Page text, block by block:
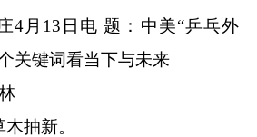
4月13日电 题：中美“乒乓外
关键词看当下与未来
抽新。